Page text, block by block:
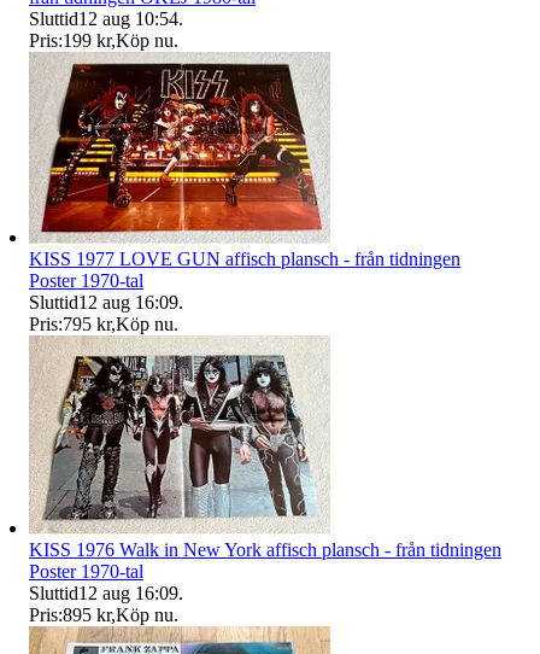
Sluttid12 aug 10:54.
Pris:199 kr,Köp nu.
KISS 1977 LOVE GUN affisch plansch - från tidningen
Poster 1970-tal
Sluttid12 aug 16:09.
Pris:795 kr,Köp nu.
KISS 1976 Walk in New York affisch plansch - från tidningen
Poster 1970-tal
Sluttid12 aug 16:09.
Pris:895 kr,Köp nu.